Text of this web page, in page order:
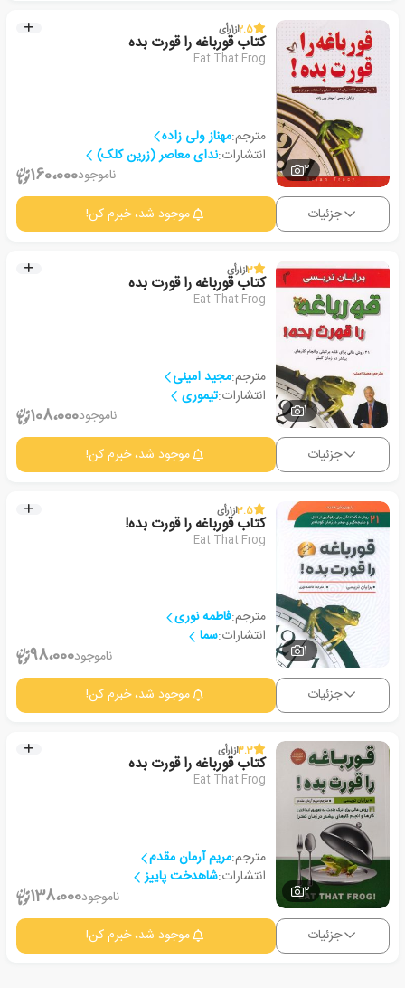
2
2.5از1رأی
کتاب قورباغه را قورت بده
Eat That Frog
مترجم:مهناز ولی زاده
انتشارات:ندای معاصر (زرین کلک)
ناموجود160،000
جزئیات موجود شد، خبرم کن!
1
3از1رأی
کتاب قورباغه را قورت بده
Eat That Frog
مترجم:مجید امینی
انتشارات:تیموری
ناموجود108،000
جزئیات موجود شد، خبرم کن!
1
3.5از1رأی
کتاب قورباغه را قورت بده!
Eat That Frog
مترجم:فاطمه نوری
انتشارات:سما
ناموجود98،000
جزئیات موجود شد، خبرم کن!
2
3.3از1رأی
کتاب قورباغه را قورت بده
Eat That Frog
مترجم:مریم آرمان مقدم
انتشارات:شاهدخت پاییز
ناموجود138،000
جزئیات موجود شد، خبرم کن!